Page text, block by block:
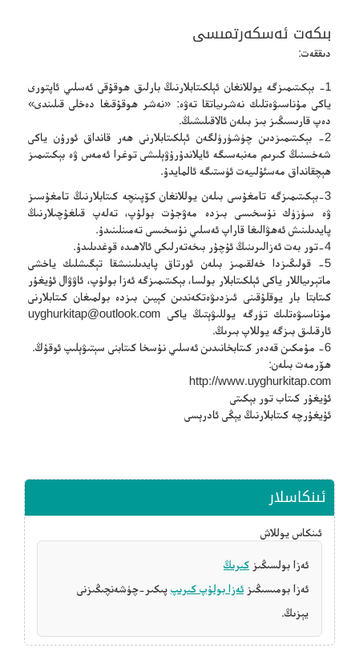
بىكەت ئەسكەرتمىسى
دىققەت:
1- بېكىتىمىزگە يوللانغان ئېلكىتابلارنىڭ بارلىق ھوقۇقى ئەسلىي ئاپتورى
ياكى مۇناسىۋەتلىك نەشرىياتقا تەۋە: «نەشر ھوقۇقىغا دەخلى قىلىندى»
دەپ قارىسىڭىز بىز بىلەن ئالاقىلىشىڭ.
2- بېكىتىمىزدىن چۈشۈرۈلگەن ئېلكىتابلارنى ھەر قانداق ئورۇن ياكى
شەخسنىڭ كىرىم مەنبەسىگە ئايلاندۇرۇۋېلىشى توغرا ئەمەس ۋە بېكىتىمىز
ھېچقانداق مەسئۇلىيەت ئۈستىگە ئالمايدۇ.
3-بېكىتىمىزگە تامغۇسى بىلەن يوللانغان كۆپىنچە كىتابلارنىڭ تامغۇسىز
ۋە سۈزۈك نۇسخىسى بىزدە مەۋجۇت بولۇپ، تەلەپ قىلغۇچىلارنىڭ
پايدىلىنىش ئەھۋالىغا قاراپ ئەسلىي نۇسخىسى تەمىنلىنىدۇ.
4-تور بەت ئەزالىرىنىڭ ئۇچۇر بىخەتەرلىكى ئالاھىدە قوغدىلىدۇ.
5- قولىڭىزدا خەلقىمىز بىلەن ئورتاق پايدىلىنىشقا تېگىشلىك ياخشى
ماتېرىياللار ياكى ئېلكىتابلار بولسا، بېكىتىمىزگە ئەزا بولۇپ، ئاۋۋال ئۇيغۇر
كىتابتا بار يوقلۇقىنى ئىزدىۋەتكەندىن كېيىن بىزدە بولمىغان كىتابلارنى
مۇناسىۋەتلىك تۈرگە يوللىۋېتىڭ ياكى uyghurkitap@outlook.com
ئارقىلىق بىزگە يوللاپ بىرىڭ.
6- مۇمكىن قەدەر كىتابخانىدىن ئەسلىي نۇسخا كىتابنى سېتىۋېلىپ ئوقۇڭ.
ھۆرمەت بىلەن:
http://www.uyghurkitap.com
ئۇيغۇر كىتاب تور بېكىتى
ئۇيغۇرچە كىتابلارنىڭ يېڭى ئادرېسى
ئىنكاسلار
ئىنكاس يوللاش
ئەزا بولسىڭىز كىرىڭ
ئەزا بومىسىڭىز ئەزا بولۇپ كىرىپ پىكىر-چۈشەنچىڭىزنى
يېزىڭ.